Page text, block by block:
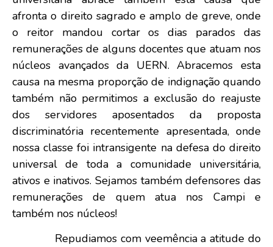
afronta o direito sagrado e amplo de greve, onde
o reitor mandou cortar os dias parados das
remunerações de alguns docentes que atuam nos
núcleos avançados da UERN. Abracemos esta
causa na mesma proporção de indignação quando
também não permitimos a exclusão do reajuste
dos servidores aposentados da proposta
discriminatória recentemente apresentada, onde
nossa classe foi intransigente na defesa do direito
universal de toda a comunidade universitária,
ativos e inativos. Sejamos também defensores das
remunerações de quem atua nos Campi e
também nos núcleos!
Repudiamos com veemência a atitude do